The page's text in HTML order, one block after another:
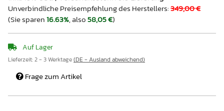
Unverbindliche Preisempfehlung des Herstellers:349,00 €
(Sie sparen16.63%, also58,05 €)
Auf Lager
Lieferzeit:2 - 3 Werktage(DE - Ausland abweichend)
Frage zum Artikel